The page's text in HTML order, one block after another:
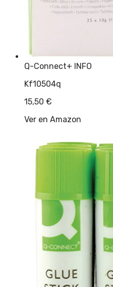
Q-Connect+ INFO
Kf10504q
15,50 €
Ver en Amazon